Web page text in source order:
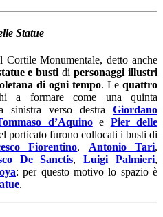
Statue
Monumentale, detto anche
e bustidipersonaggi illustri
di ogni tempo. Lequattro
a formare come una quinta
sinistra verso destra Giordano
d’Aquinoe Pier delle
porticato furono collocati i busti di
Fiorentino, Antonio Tari,
De Sanctis,Luigi Palmieri,
: per questo motivo lo spazio è
.